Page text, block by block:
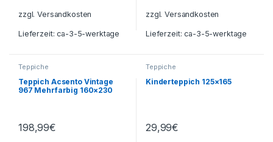
zzgl.Versandkosten
Lieferzeit:ca-3-5-werktage
zzgl.Versandkosten
Lieferzeit:ca-3-5-werktage
Teppiche
Teppich Acsento Vintage
967 Mehrfarbig 160×230
198,99€
Teppiche
Kinderteppich 125×165
29,99€